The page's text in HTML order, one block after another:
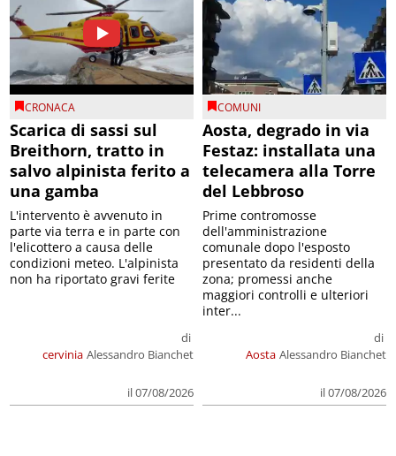
CRONACA
Scarica di sassi sul
Breithorn, tratto in
salvo alpinista ferito a
una gamba
cervinia
di
Alessandro Bianchet
il 07/08/2026
L'intervento è avvenuto in
parte via terra e in parte con
l'elicottero a causa delle
condizioni meteo. L'alpinista
non ha riportato gravi ferite
COMUNI
Aosta, degrado in via
Festaz: installata una
telecamera alla Torre
del Lebbroso
Aosta
di
Alessandro Bianchet
il 07/08/2026
Prime contromosse
dell'amministrazione
comunale dopo l'esposto
presentato da residenti della
zona; promessi anche
maggiori controlli e ulteriori
inter...